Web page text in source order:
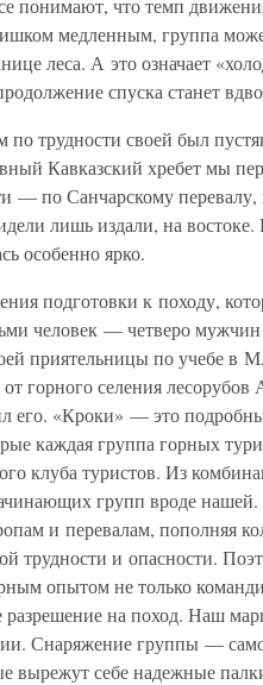
понимают, что темп
медленным, группа
леса. А это означает
спуска станет
трудности своей был
Кавказский хребет мы
— по Санчарскому
лишь издали, на востоке.
особенно ярко.
подготовки к походу,
человек — четверо
приятельницы по учебе в
горного селения
его. «Кроки» — это
каждая группа горных
клуба туристов. Из
групп вроде
и перевалам, пополняя
трудности и опасности.
опытом не только
разрешение на поход. Наш
Снаряжение группы —
вырежут себе надежные